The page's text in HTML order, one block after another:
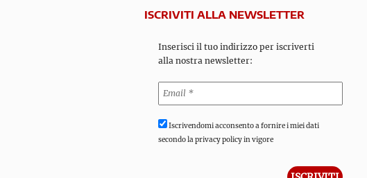
ISCRIVITI ALLA NEWSLETTER
Inserisci il tuo indirizzo per iscriverti
alla nostra newsletter:
Iscrivendomi acconsento a fornire i miei dati
secondo la privacy policy in vigore